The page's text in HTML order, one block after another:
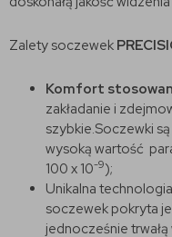
Zalety soczewek
Komfort
zakładanie i
szybkie.Soczewki
wysoką wartość
100 x 10-9);
Unikalna technologia
soczewek pokryta
jednocześnie trwałą